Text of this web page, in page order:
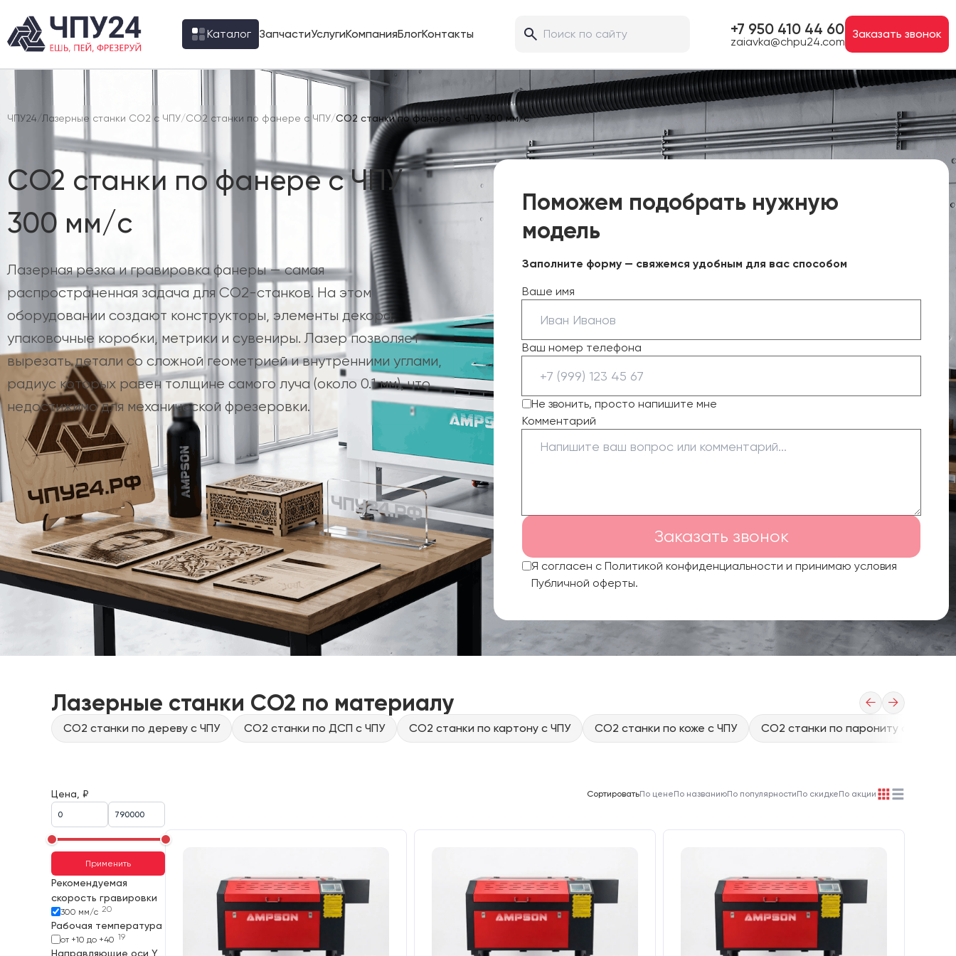
Каталог ЗапчастиУслугиКомпанияБлогКонтакты +7 950 410 44 60
zaiavka@chpu24.com
Заказать звонок
ЧПУ24/Лазерные станки CO2 с ЧПУ/CO2 станки по фанере с ЧПУ/CO2 станки по фанере с ЧПУ 300 мм/с
CO2 станки по фанере с ЧПУ
300 мм/с
Лазерная резка и гравировка фанеры — самая
распространенная задача для CO2-станков. На этом
оборудовании создают конструкторы, элементы декора,
упаковочные коробки, метрики и сувениры. Лазер позволяет
вырезать детали со сложной геометрией и внутренними углами,
радиус которых равен толщине самого луча (около 0.1 мм), что
недостижимо для механической фрезеровки.
Поможем подобрать нужную
модель
Заполните форму — свяжемся удобным для вас способом
Ваше имя
Ваш номер телефона
Не звонить, просто напишите мне
Комментарий
Заказать звонок
Я согласен с Политикой конфиденциальности и принимаю условия
Публичной оферты.
Лазерные станки CO2 по материалу ← →
CO2 станки по дереву с ЧПУ CO2 станки по ДСП с ЧПУ CO2 станки по картону с ЧПУ CO2 станки по коже с ЧПУ CO2 станки по парониту с ЧПУ
Цена, ₽
Применить
Рекомендуемая
скорость гравировки
300 мм/с 20
Рабочая температура
от +10 до +40 19
Направляющие оси Y
СортироватьПо ценеПо названиюПо популярностиПо скидкеПо акции